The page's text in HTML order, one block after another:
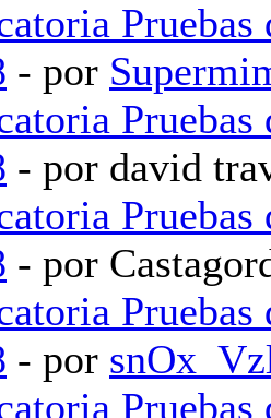
- por
- por david
- por
- por